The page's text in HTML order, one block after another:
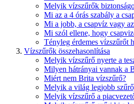
Melyik vízszűrők
Mi az a 4 órás szabály a
Mi a jobb, a csapvíz vagy
Mi szól ellene, hogy
Tényleg érdemes vízszűrőt
Vízszűrők összehasonlítása
Melyik vízszűrő nyerte a
Milyen hátrányai vannak a
Miért nem Brita vízszűrő?
Melyik a világ legjobb
Melyik vízszűrő a